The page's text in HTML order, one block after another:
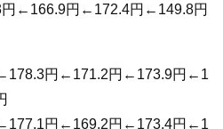
←166.9円←172.4円←149.8円
円←171.2円←173.9円←1
円←169.2円←173.4円←1